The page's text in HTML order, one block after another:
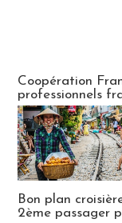
Coopération
professionnels
Bon plan
2ème passager